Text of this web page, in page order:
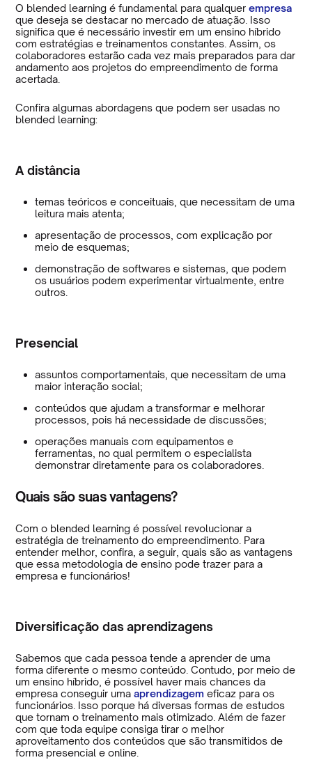
O blended learning é fundamental para qualquer empresa
que deseja se destacar no mercado de atuação. Isso
significa que é necessário investir em um ensino híbrido
com estratégias e treinamentos constantes. Assim, os
colaboradores estarão cada vez mais preparados para dar
andamento aos projetos do empreendimento de forma
acertada.
Confira algumas abordagens que podem ser usadas no
blended learning:
A distância
temas teóricos e conceituais, que necessitam de uma
leitura mais atenta;
apresentação de processos, com explicação por
meio de esquemas;
demonstração de softwares e sistemas, que podem
os usuários podem experimentar virtualmente, entre
outros.
Presencial
assuntos comportamentais, que necessitam de uma
maior interação social;
conteúdos que ajudam a transformar e melhorar
processos, pois há necessidade de discussões;
operações manuais com equipamentos e
ferramentas, no qual permitem o especialista
demonstrar diretamente para os colaboradores.
Quais são suas vantagens?
Com o blended learning é possível revolucionar a
estratégia de treinamento do empreendimento. Para
entender melhor, confira, a seguir, quais são as vantagens
que essa metodologia de ensino pode trazer para a
empresa e funcionários!
Diversificação das aprendizagens
Sabemos que cada pessoa tende a aprender de uma
forma diferente o mesmo conteúdo. Contudo, por meio de
um ensino híbrido, é possível haver mais chances da
empresa conseguir uma aprendizagem eficaz para os
funcionários. Isso porque há diversas formas de estudos
que tornam o treinamento mais otimizado. Além de fazer
com que toda equipe consiga tirar o melhor
aproveitamento dos conteúdos que são transmitidos de
forma presencial e online.